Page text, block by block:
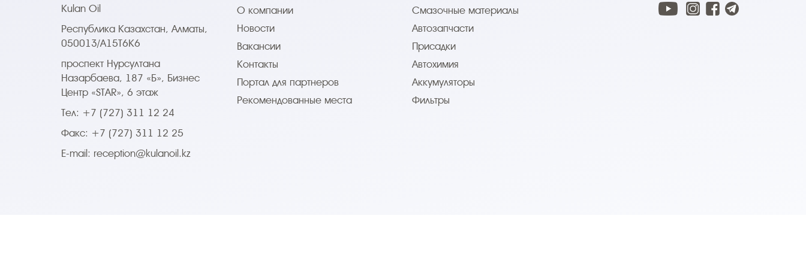
Kulan Oil
Республика Казахстан, Алматы,
050013/A15T6K6
проспект Нурсултана
Назарбаева, 187 «Б», Бизнес
Центр «STAR», 6 этаж
Тел: +7 (727) 311 12 24
Факс: +7 (727) 311 12 25
E-mail: reception@kulanoil.kz
О компании
Новости
Вакансии
Контакты
Портал для партнеров
Рекомендованные места
Смазочные материалы
Автозапчасти
Присадки
Автохимия
Аккумуляторы
Фильтры